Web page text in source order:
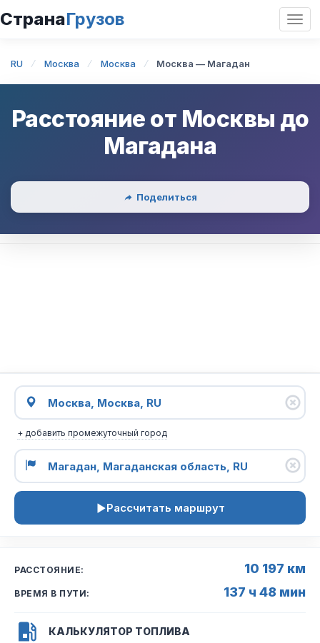
СтранаГрузов
RU Москва Москва Москва — Магадан
Расстояние от Москвы до
Магадана
Поделиться
+ добавить промежуточный город
Рассчитать маршрут
РАССТОЯНИЕ: 10 197 км
ВРЕМЯ В ПУТИ: 137 ч 48 мин
КАЛЬКУЛЯТОР ТОПЛИВА